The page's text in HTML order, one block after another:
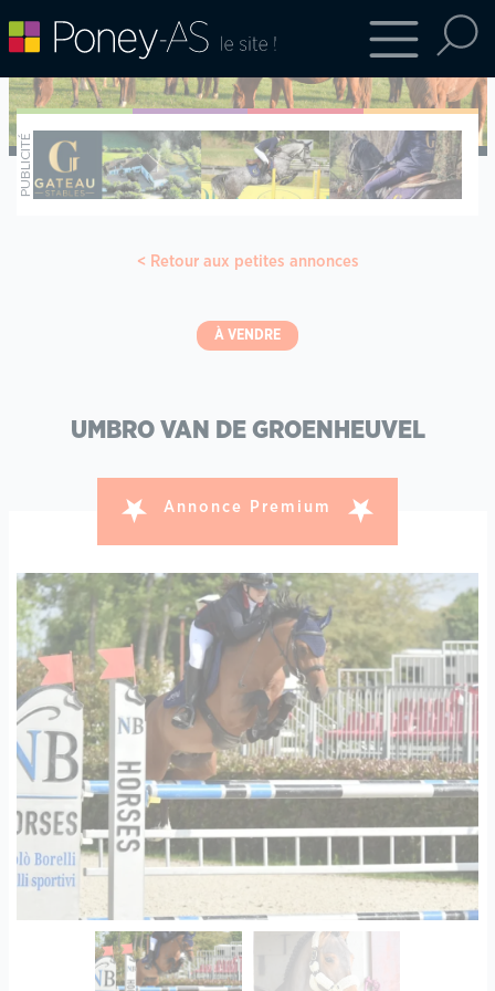
Retour aux petites annonces
À VENDRE
UMBRO VAN DE GROENHEUVEL
Annonce Premium